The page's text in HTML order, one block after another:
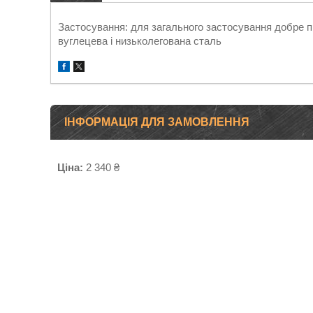
Застосування: для загального застосування добре
вуглецева і низьколегована сталь
ІНФОРМАЦІЯ ДЛЯ ЗАМОВЛЕННЯ
Ціна: 2 340 ₴